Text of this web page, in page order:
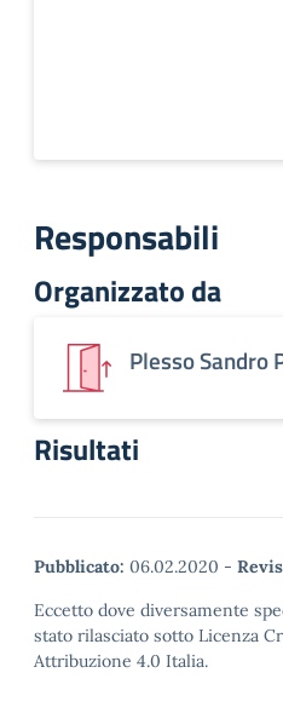
Responsabili
Organizzato da
Plesso Sandro
Risultati
Pubblicato: 06.02.2020 -
Eccetto dove diversamente
stato rilasciato sotto Licenza
Attribuzione 4.0 Italia.